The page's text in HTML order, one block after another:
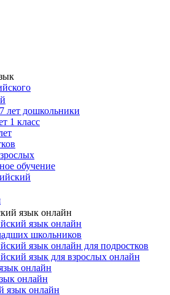
лет дошкольники
1 класс
обучение
язык онлайн
язык онлайн
школьников
язык онлайн для подростков
язык для взрослых онлайн
онлайн
онлайн
язык онлайн